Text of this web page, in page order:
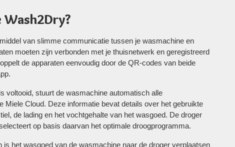
van slimme communicatie tussen je wasmachine en
moeten zijn verbonden met je thuisnetwerk en geregistreerd
de apparaten eenvoudig door de QR-codes van beide
voltooid, stuurt de wasmachine automatisch alle
Miele Cloud. Deze informatie bevat details over het gebruikte
de lading en het vochtgehalte van het wasgoed. De droger
op basis daarvan het optimale droogprogramma.
is het wasgoed van de wasmachine naar de droger verplaatsen